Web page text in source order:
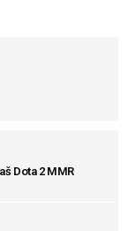
Dota 2 MMR